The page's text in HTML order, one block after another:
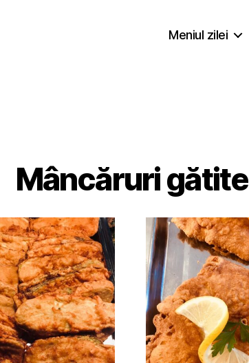
Meniul zilei
Mâncăruri gătite